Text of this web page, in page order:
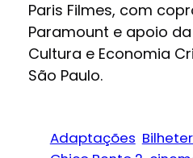
Paris Filmes, com
Paramount e apoio
Cultura e Economia
São Paulo.
Adaptações